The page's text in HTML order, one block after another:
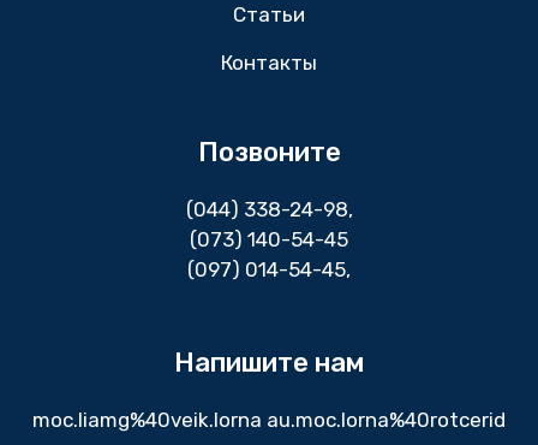
Статьи
Контакты
Позвоните
(044) 338-24-98,
(073) 140-54-45
(097) 014-54-45,
Напишите нам
moc.liamg%40veik.lorna au.moc.lorna%40rotcerid